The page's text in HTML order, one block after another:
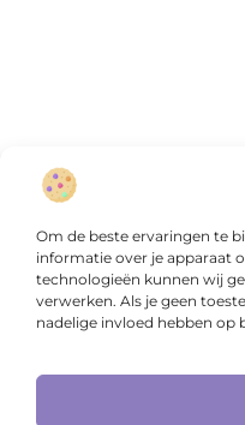
Om de beste ervaringen te
informatie over je apparaat
technologieën kunnen wij
verwerken. Als je geen
nadelige invloed hebben op